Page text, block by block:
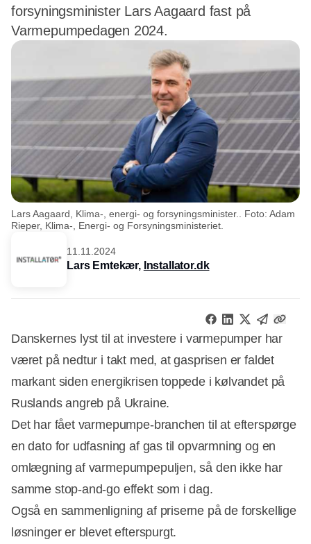
forsyningsminister Lars Aagaard fast på
Varmepumpedagen 2024.
Lars Aagaard, Klima-, energi- og forsyningsminister.. Foto: Adam
Rieper, Klima-, Energi- og Forsyningsministeriet.
11.11.2024
Lars Emtekær, Installator.dk
Danskernes lyst til at investere i varmepumper har
været på nedtur i takt med, at gasprisen er faldet
markant siden energikrisen toppede i kølvandet på
Ruslands angreb på Ukraine.
Det har fået varmepumpe-branchen til at efterspørge
en dato for udfasning af gas til opvarmning og en
omlægning af varmepumpepuljen, så den ikke har
samme stop-and-go effekt som i dag.
Også en sammenligning af priserne på de forskellige
løsninger er blevet efterspurgt.